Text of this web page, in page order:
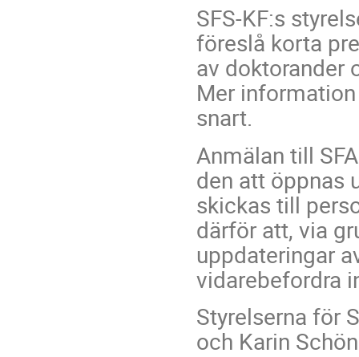
SFS-KF:s
föreslå korta
av doktorander
Mer
snart.
Anmälan till
den att öppnas
skickas till
därför att, via
uppdateringar
vidarebefordra
Styrelserna för
och Karin